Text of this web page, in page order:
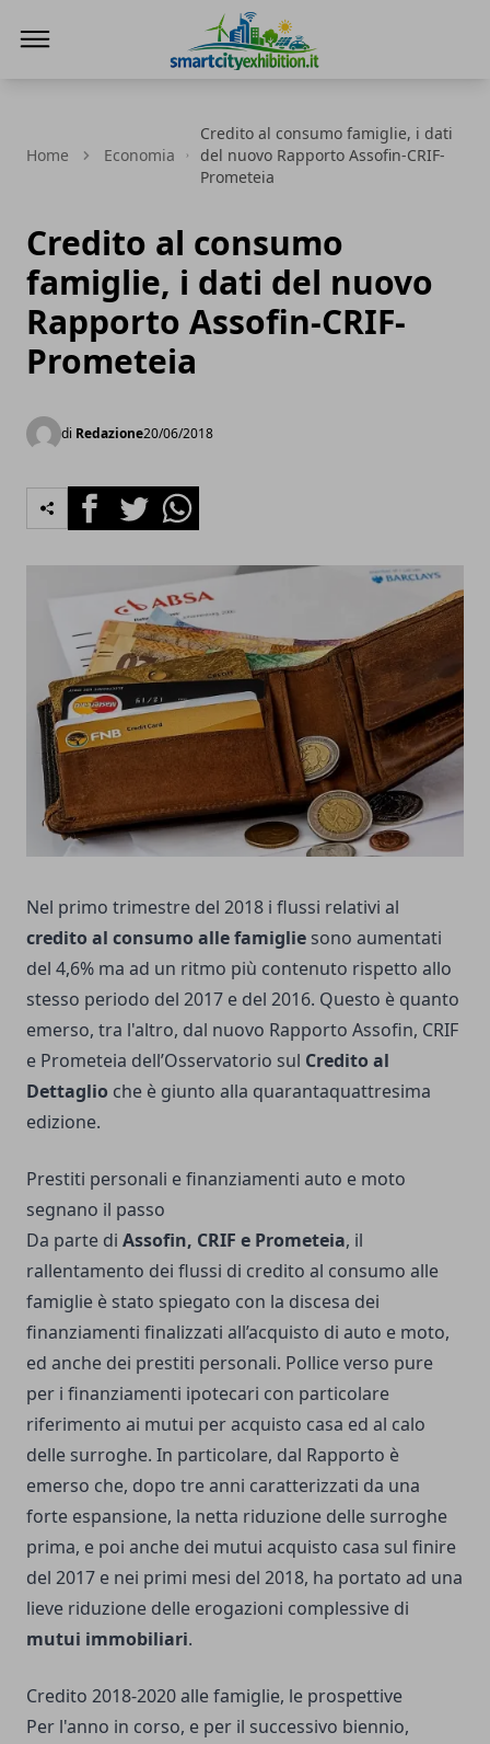
Home Economia
Credito al consumo famiglie, i dati
del nuovo Rapporto Assofin-CRIF-
Prometeia
Credito al consumo
famiglie, i dati del nuovo
Rapporto Assofin-CRIF-
Prometeia
di Redazione20/06/2018
FacebookTwitterWhatsapp
Nel primo trimestre del 2018 i flussi relativi al
credito al consumo alle famiglie sono aumentati
del 4,6% ma ad un ritmo più contenuto rispetto allo
stesso periodo del 2017 e del 2016. Questo è quanto
emerso, tra l'altro, dal nuovo Rapporto Assofin, CRIF
e Prometeia dell’Osservatorio sul Credito al
Dettaglio che è giunto alla quarantaquattresima
edizione.
Prestiti personali e finanziamenti auto e moto
segnano il passo
Da parte di Assofin, CRIF e Prometeia, il
rallentamento dei flussi di credito al consumo alle
famiglie è stato spiegato con la discesa dei
finanziamenti finalizzati all’acquisto di auto e moto,
ed anche dei prestiti personali. Pollice verso pure
per i finanziamenti ipotecari con particolare
riferimento ai mutui per acquisto casa ed al calo
delle surroghe. In particolare, dal Rapporto è
emerso che, dopo tre anni caratterizzati da una
forte espansione, la netta riduzione delle surroghe
prima, e poi anche dei mutui acquisto casa sul finire
del 2017 e nei primi mesi del 2018, ha portato ad una
lieve riduzione delle erogazioni complessive di
mutui immobiliari.
Credito 2018-2020 alle famiglie, le prospettive
Per l'anno in corso, e per il successivo biennio,